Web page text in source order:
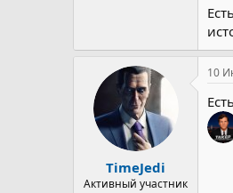
TimeJedi
Активный участник
10